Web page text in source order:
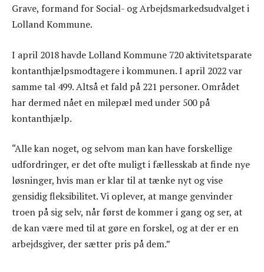
Grave, formand for Social- og Arbejdsmarkedsudvalget i
Lolland Kommune.
I april 2018 havde Lolland Kommune 720 aktivitetsparate
kontanthjælpsmodtagere i kommunen. I april 2022 var
samme tal 499. Altså et fald på 221 personer. Området
har dermed nået en milepæl med under 500 på
kontanthjælp.
“Alle kan noget, og selvom man kan have forskellige
udfordringer, er det ofte muligt i fællesskab at finde nye
løsninger, hvis man er klar til at tænke nyt og vise
gensidig fleksibilitet. Vi oplever, at mange genvinder
troen på sig selv, når først de kommer i gang og ser, at
de kan være med til at gøre en forskel, og at der er en
arbejdsgiver, der sætter pris på dem.”